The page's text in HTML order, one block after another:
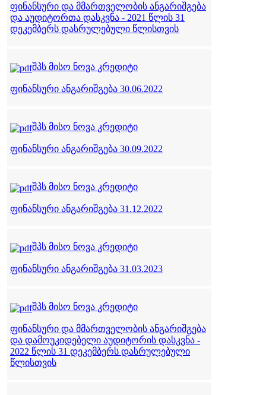
ფინანსური და მმართველობის ანგარიშგება
და აუდიტორთა დასკვნა - 2021 წლის 31
დეკემბერს დასრულებული წლისთვის
შპს მისო ნოვა კრედიტი
ფინანსური ანგარიშგება 30.06.2022
შპს მისო ნოვა კრედიტი
ფინანსური ანგარიშგება 30.09.2022
შპს მისო ნოვა კრედიტი
ფინანსური ანგარიშგება 31.12.2022
შპს მისო ნოვა კრედიტი
ფინანსური ანგარიშგება 31.03.2023
შპს მისო ნოვა კრედიტი
ფინანსური და მმართველობის ანგარიშგება
და დამოუკიდებელი აუდიტორის დასკვნა -
2022 წლის 31 დეკემბერს დასრულებული
წლისთვის